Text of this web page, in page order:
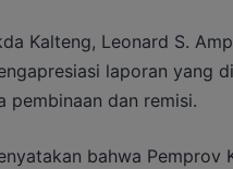
Kalteng, Leonard S.
laporan yang
pembinaan dan remisi.
bahwa Pemprov